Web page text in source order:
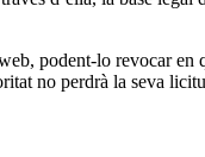
podent-lo revocar
no perdrà la seva